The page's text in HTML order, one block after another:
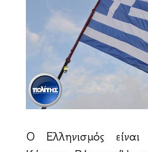
Ο Ελληνισμός είναι